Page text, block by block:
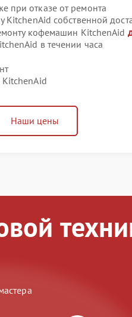
при отказе от ремонта
собственной
кофемашин KitchenAid
в течении часа
Наши цены